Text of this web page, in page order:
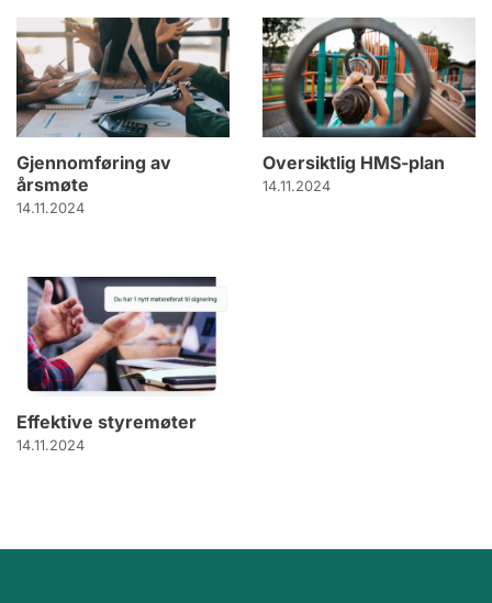
Gjennomføring av
årsmøte
14.11.2024
Oversiktlig HMS-plan
14.11.2024
Effektive styremøter
14.11.2024